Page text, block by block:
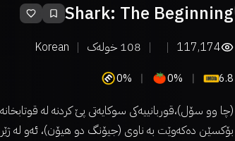
Shark: The Beginning
117,174
108 خولەک Korean
6.8
0%
0%
(چا وو سۆل)،قوربانییەکی سوکایەتی پێ کردنە لە
بۆکسێن دەکەوێت بە ناوی (جیۆنگ دو هیۆن)، ئەو لە